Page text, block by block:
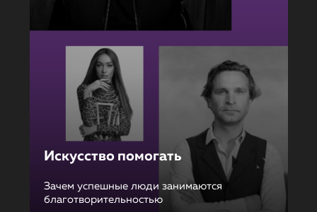
Искусство помогать
Зачем успешные люди занимаются
благотворительностью